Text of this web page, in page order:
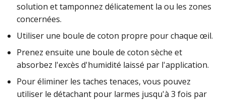
solution et tamponnez délicatement la ou les zones
concernées.
Utiliser une boule de coton propre pour chaque œil.
Prenez ensuite une boule de coton sèche et
absorbez l'excès d'humidité laissé par l'application.
Pour éliminer les taches tenaces, vous pouvez
utiliser le détachant pour larmes jusqu'à 3 fois par